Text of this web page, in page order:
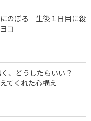
のぼる 生後１日目に殺
コ
、どうしたらいい？
てくれた心構え